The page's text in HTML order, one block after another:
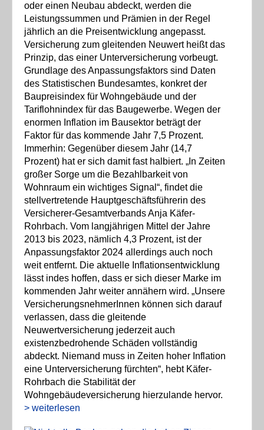
oder einen Neubau abdeckt, werden die
Leistungssummen und Prämien in der Regel
jährlich an die Preisentwicklung angepasst.
Versicherung zum gleitenden Neuwert heißt das
Prinzip, das einer Unterversicherung vorbeugt.
Grundlage des Anpassungsfaktors sind Daten
des Statistischen Bundesamtes, konkret der
Baupreisindex für Wohngebäude und der
Tariflohnindex für das Baugewerbe. Wegen der
enormen Inflation im Bausektor beträgt der
Faktor für das kommende Jahr 7,5 Prozent.
Immerhin: Gegenüber diesem Jahr (14,7
Prozent) hat er sich damit fast halbiert. „In Zeiten
großer Sorge um die Bezahlbarkeit von
Wohnraum ein wichtiges Signal“, findet die
stellvertretende Hauptgeschäftsführerin des
Versicherer-Gesamtverbands Anja Käfer-
Rohrbach. Vom langjährigen Mittel der Jahre
2013 bis 2023, nämlich 4,3 Prozent, ist der
Anpassungsfaktor 2024 allerdings auch noch
weit entfernt. Die aktuelle Inflationsentwicklung
lässt indes hoffen, dass er sich dieser Marke im
kommenden Jahr weiter annähern wird. „Unsere
VersicherungsnehmerInnen können sich darauf
verlassen, dass die gleitende
Neuwertversicherung jederzeit auch
existenzbedrohende Schäden vollständig
abdeckt. Niemand muss in Zeiten hoher Inflation
eine Unterversicherung fürchten“, hebt Käfer-
Rohrbach die Stabilität der
Wohngebäudeversicherung hierzulande hervor.
> weiterlesen